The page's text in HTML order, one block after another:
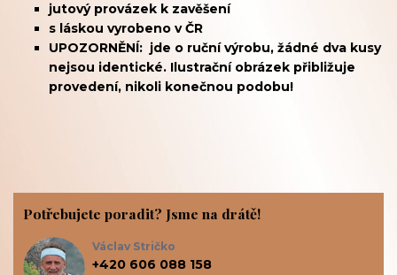
jutový provázek k zavěšení
s láskou vyrobeno v ČR
UPOZORNĚNÍ: jde o ruční výrobu, žádné dva kusy
nejsou identické. Ilustrační obrázek přibližuje
provedení, nikoli konečnou podobu!
Potřebujete poradit? Jsme na drátě!
Václav Stričko
+420 606 088 158